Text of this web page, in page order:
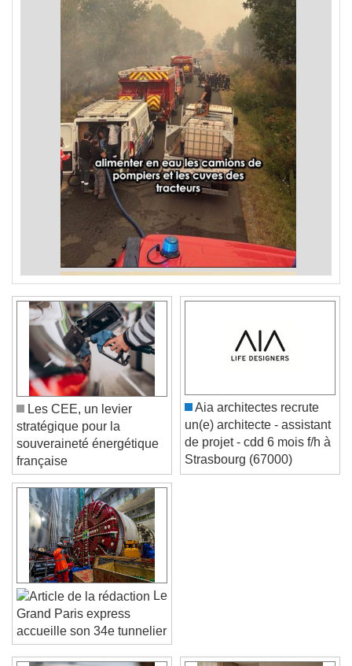
Les CEE, un levier
stratégique pour la
souveraineté énergétique
française
Aia architectes recrute
un(e) architecte - assistant
de projet - cdd 6 mois f/h à
Strasbourg (67000)
Grand Paris express
accueille son 34e tunnelier